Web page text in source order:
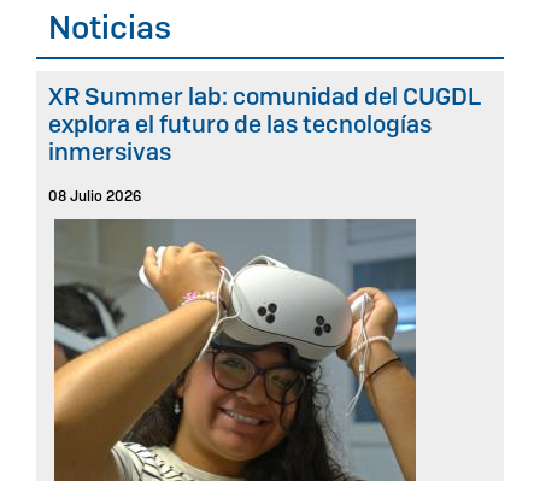
Noticias
XR Summer lab: comunidad del CUGDL
explora el futuro de las tecnologías
inmersivas
08 Julio 2026